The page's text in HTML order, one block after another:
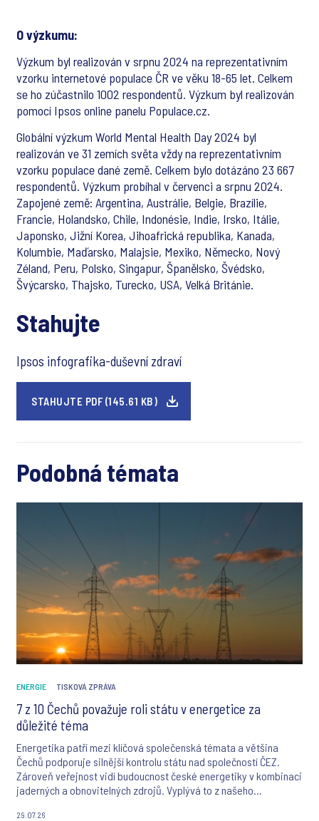
O výzkumu:
Výzkum byl realizován v srpnu 2024 na reprezentativním
vzorku internetové populace ČR ve věku 18-65 let. Celkem
se ho zúčastnilo 1002 respondentů. Výzkum byl realizován
pomocí Ipsos online panelu Populace.cz.
Globální výzkum World Mental Health Day 2024 byl
realizován ve 31 zemích světa vždy na reprezentativním
vzorku populace dané země. Celkem bylo dotázáno 23 667
respondentů. Výzkum probíhal v červenci a srpnu 2024.
Zapojené země: Argentina, Austrálie, Belgie, Brazílie,
Francie, Holandsko, Chile, Indonésie, Indie, Irsko, Itálie,
Japonsko, Jižní Korea, Jihoafrická republika, Kanada,
Kolumbie, Maďarsko, Malajsie, Mexiko, Německo, Nový
Zéland, Peru, Polsko, Singapur, Španělsko, Švédsko,
Švýcarsko, Thajsko, Turecko, USA, Velká Británie.
Stahujte
Ipsos infografika-duševní zdraví
STAHUJTE PDF (145.61 KB)
Podobná témata
ENERGIE TISKOVÁ ZPRÁVA
7 z 10 Čechů považuje roli státu v energetice za
důležité téma
Energetika patří mezi klíčová společenská témata a většina
Čechů podporuje silnější kontrolu státu nad společností ČEZ.
Zároveň veřejnost vidí budoucnost české energetiky v kombinaci
jaderných a obnovitelných zdrojů. Vyplývá to z našeho
29.07.26